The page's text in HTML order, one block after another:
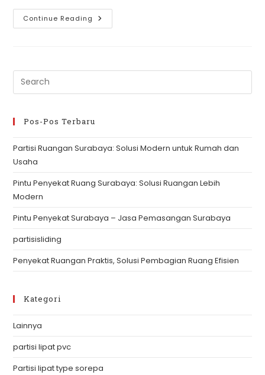
Continue Reading Pintu
Garasi
Terbaik
Pos-Pos Terbaru
Partisi Ruangan Surabaya: Solusi Modern untuk Rumah dan
Usaha
Pintu Penyekat Ruang Surabaya: Solusi Ruangan Lebih
Modern
Pintu Penyekat Surabaya – Jasa Pemasangan Surabaya
partisisliding
Penyekat Ruangan Praktis, Solusi Pembagian Ruang Efisien
Kategori
Lainnya
partisi lipat pvc
Partisi lipat type sorepa